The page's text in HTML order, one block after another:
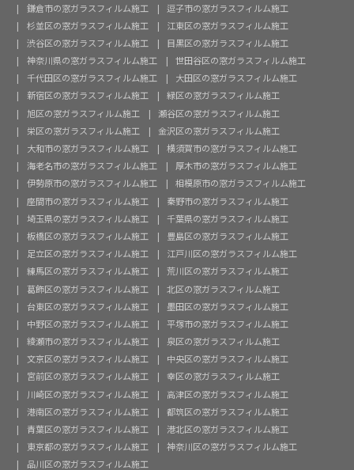
鎌倉市の窓ガラスフィルム施工
逗子市の窓ガラスフィルム施工
杉並区の窓ガラスフィルム施工
江東区の窓ガラスフィルム施工
渋谷区の窓ガラスフィルム施工
目黒区の窓ガラスフィルム施工
神奈川県の窓ガラスフィルム施工
世田谷区の窓ガラスフィルム施工
千代田区の窓ガラスフィルム施工
大田区の窓ガラスフィルム施工
新宿区の窓ガラスフィルム施工
緑区の窓ガラスフィルム施工
旭区の窓ガラスフィルム施工
瀬谷区の窓ガラスフィルム施工
栄区の窓ガラスフィルム施工
金沢区の窓ガラスフィルム施工
大和市の窓ガラスフィルム施工
横須賀市の窓ガラスフィルム施工
海老名市の窓ガラスフィルム施工
厚木市の窓ガラスフィルム施工
伊勢原市の窓ガラスフィルム施工
相模原市の窓ガラスフィルム施工
座間市の窓ガラスフィルム施工
秦野市の窓ガラスフィルム施工
埼玉県の窓ガラスフィルム施工
千葉県の窓ガラスフィルム施工
板橋区の窓ガラスフィルム施工
豊島区の窓ガラスフィルム施工
足立区の窓ガラスフィルム施工
江戸川区の窓ガラスフィルム施工
練馬区の窓ガラスフィルム施工
荒川区の窓ガラスフィルム施工
葛飾区の窓ガラスフィルム施工
北区の窓ガラスフィルム施工
台東区の窓ガラスフィルム施工
墨田区の窓ガラスフィルム施工
中野区の窓ガラスフィルム施工
平塚市の窓ガラスフィルム施工
綾瀬市の窓ガラスフィルム施工
泉区の窓ガラスフィルム施工
文京区の窓ガラスフィルム施工
中央区の窓ガラスフィルム施工
宮前区の窓ガラスフィルム施工
幸区の窓ガラスフィルム施工
川崎区の窓ガラスフィルム施工
高津区の窓ガラスフィルム施工
港南区の窓ガラスフィルム施工
都筑区の窓ガラスフィルム施工
青葉区の窓ガラスフィルム施工
港北区の窓ガラスフィルム施工
東京都の窓ガラスフィルム施工
神奈川区の窓ガラスフィルム施工
品川区の窓ガラスフィルム施工